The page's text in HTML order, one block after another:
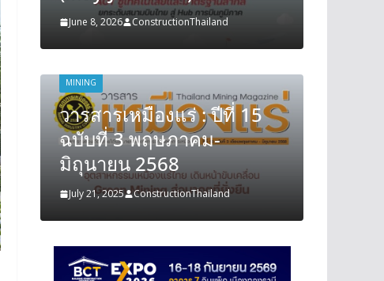
June 8, 2026 ConstructionThailand
MINING
วารสารเหมืองแร่ : ปีที่ 15
ฉบับที่ 3 พฤษภาคม-
มิถุนายน 2568
July 21, 2025 ConstructionThailand